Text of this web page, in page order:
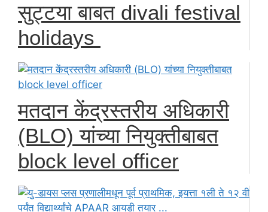
सुट्टया बाबत divali festival
holidays
मतदान केंद्रस्तरीय अधिकारी
(BLO) यांच्या नियुक्तीबाबत
block level officer